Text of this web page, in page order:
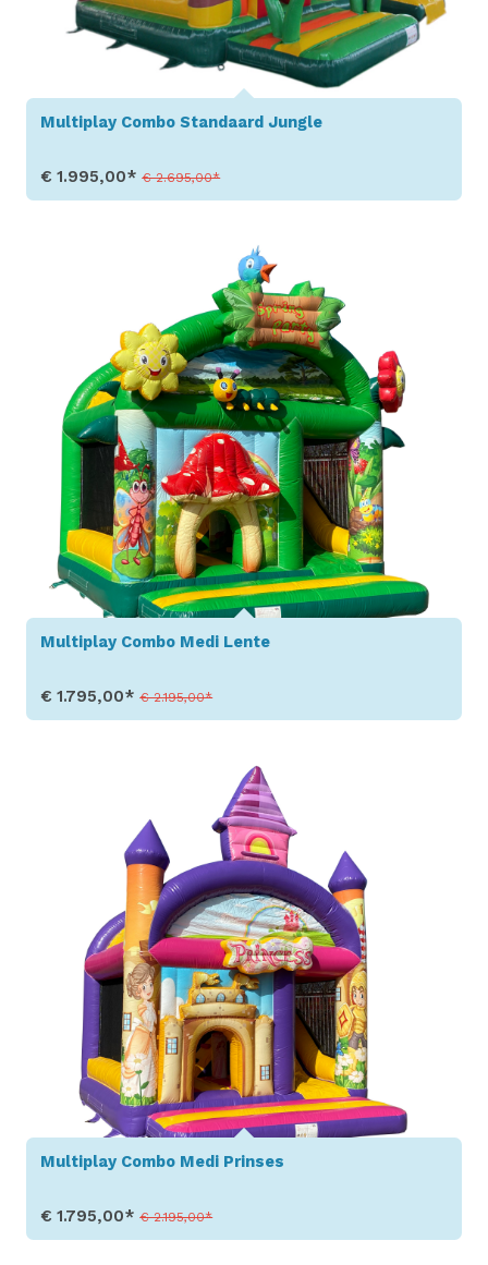
Multiplay Combo Standaard Jungle
€ 1.995,00*€ 2.695,00*
Multiplay Combo Medi Lente
€ 1.795,00*€ 2.195,00*
Multiplay Combo Medi Prinses
€ 1.795,00*€ 2.195,00*